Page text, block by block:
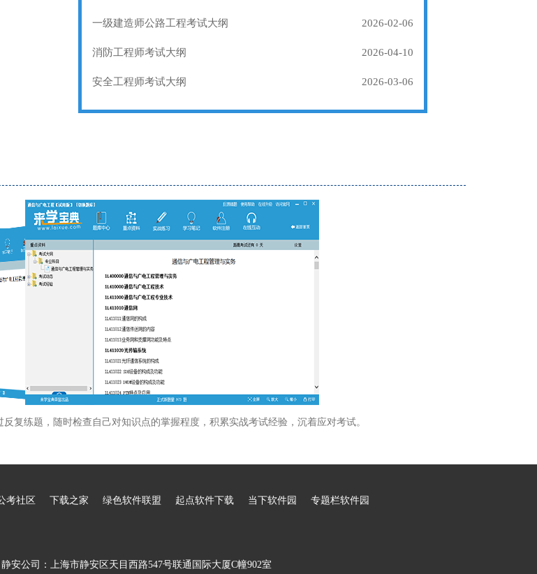
一级建造师公路工程考试大纲 2026-02-06
消防工程师考试大纲 2026-04-10
安全工程师考试大纲 2026-03-06
复练题，随时检查自己对知识点的掌握程度，积累实战考试经验，沉着应对考试。
考社区 下载之家 绿色软件联盟 起点软件下载 当下软件园 专题栏软件园
静安公司：上海市静安区天目西路547号联通国际大厦C幢902室